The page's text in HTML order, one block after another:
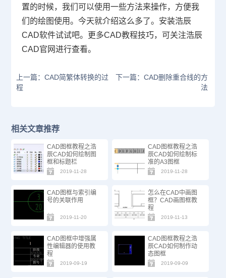
置的时候，我们可以使用一些方法来操作，方便我
们的绘图使用。今天就介绍这么多了。安装浩辰
CAD软件试试吧。更多CAD教程技巧，可关注浩辰
CAD官网进行查看。
上一篇：CAD简繁体转换的过
程
下一篇：CAD删除重合线的方
法
相关文章推荐
CAD图框教程之浩
辰CAD如何绘制图
框和标题栏
2019-11-28
CAD图框教程之浩
辰CAD如何绘制标
准的A3图框
2019-11-28
CAD图框与索引编
号的关联作用
2019-11-20
怎么在CAD中画图
框？CAD画图框教
程
2019-11-13
CAD图框中增强属
性编辑器的使用教
程
2019-09-19
CAD图框教程之浩
辰CAD如何制作动
态图框
2019-09-09